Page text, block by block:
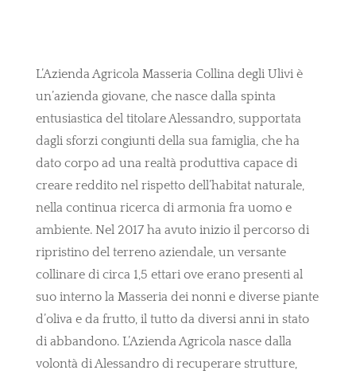
L’Azienda Agricola Masseria Collina degli Ulivi è
un’azienda giovane, che nasce dalla spinta
entusiastica del titolare Alessandro, supportata
dagli sforzi congiunti della sua famiglia, che ha
dato corpo ad una realtà produttiva capace di
creare reddito nel rispetto dell’habitat naturale,
nella continua ricerca di armonia fra uomo e
ambiente. Nel 2017 ha avuto inizio il percorso di
ripristino del terreno aziendale, un versante
collinare di circa 1,5 ettari ove erano presenti al
suo interno la Masseria dei nonni e diverse piante
d’oliva e da frutto, il tutto da diversi anni in stato
di abbandono. L’Azienda Agricola nasce dalla
volontà di Alessandro di recuperare strutture,